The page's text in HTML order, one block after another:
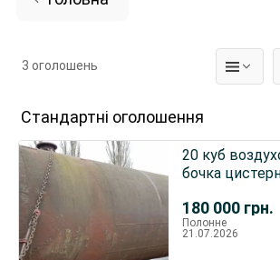
3 оголошень
Стандартні оголошення
180 000 грн.
20 куб
бочка
Полонне
21.07.2026